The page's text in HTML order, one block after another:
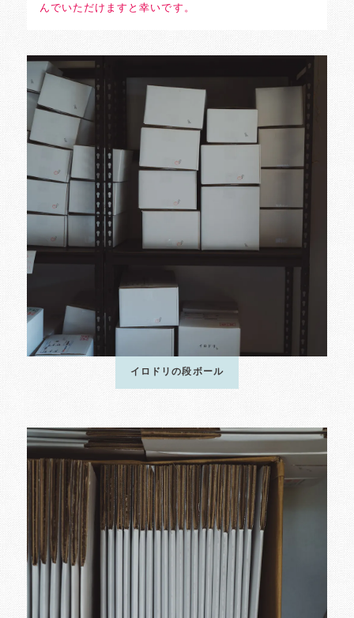
んでいただけますと幸いです。
イロドリの段ボール